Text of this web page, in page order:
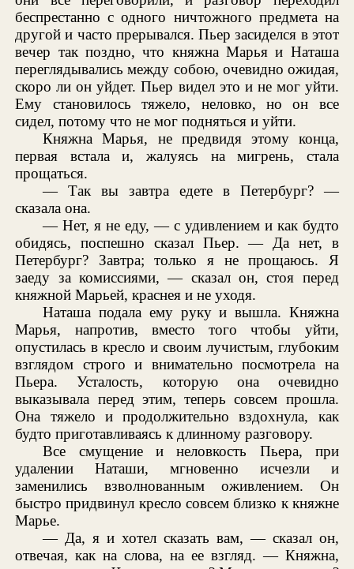
беспрестанно с одного ничтожного предмета на
другой и часто прерывался. Пьер засиделся в этот
вечер так поздно, что княжна Марья и Наташа
переглядывались между собою, очевидно ожидая,
скоро ли он уйдет. Пьер видел это и не мог уйти.
Ему становилось тяжело, неловко, но он все
сидел, потому что не мог подняться и уйти.
Княжна Марья, не предвидя этому конца,
первая встала и, жалуясь на мигрень, стала
прощаться.
— Так вы завтра едете в Петербург? —
сказала она.
— Нет, я не еду, — с удивлением и как будто
обидясь, поспешно сказал Пьер. — Да нет, в
Петербург? Завтра; только я не прощаюсь. Я
заеду за комиссиями, — сказал он, стоя перед
княжной Марьей, краснея и не уходя.
Наташа подала ему руку и вышла. Княжна
Марья, напротив, вместо того чтобы уйти,
опустилась в кресло и своим лучистым, глубоким
взглядом строго и внимательно посмотрела на
Пьера. Усталость, которую она очевидно
выказывала перед этим, теперь совсем прошла.
Она тяжело и продолжительно вздохнула, как
будто приготавливаясь к длинному разговору.
Все смущение и неловкость Пьера, при
удалении Наташи, мгновенно исчезли и
заменились взволнованным оживлением. Он
быстро придвинул кресло совсем близко к княжне
Марье.
— Да, я и хотел сказать вам, — сказал он,
отвечая, как на слова, на ее взгляд. — Княжна,